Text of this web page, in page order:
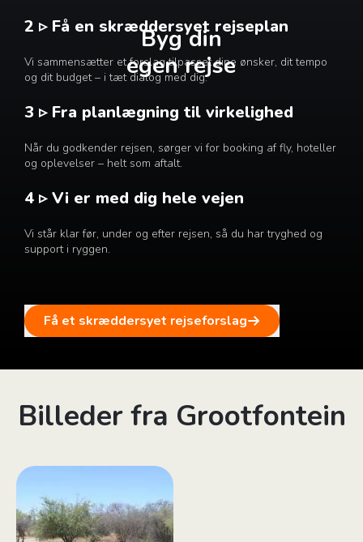
Byg din
egen rejse
2 ▹ Få en skræddersyet rejseplan
Vi sammensætter et forslag tilpasset dine ønsker, dit tempo
og dit budget – i tæt dialog med dig.
3 ▹ Fra planlægning til virkelighed
Når du godkender rejsen, sørger vi for booking af fly, hoteller
og oplevelser – helt som aftalt.
4 ▹ Vi er med dig hele vejen
Vi står klar før, under og efter rejsen, så du har tryghed og
support i ryggen.
Få et skræddersyet rejseforslag
Billeder fra Grootfontein